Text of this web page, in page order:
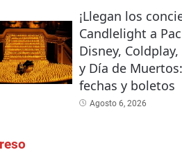
¡Llegan los
Candlelight a
Disney,
y Día de Muertos:
fechas y boletos
Agosto 6, 2026